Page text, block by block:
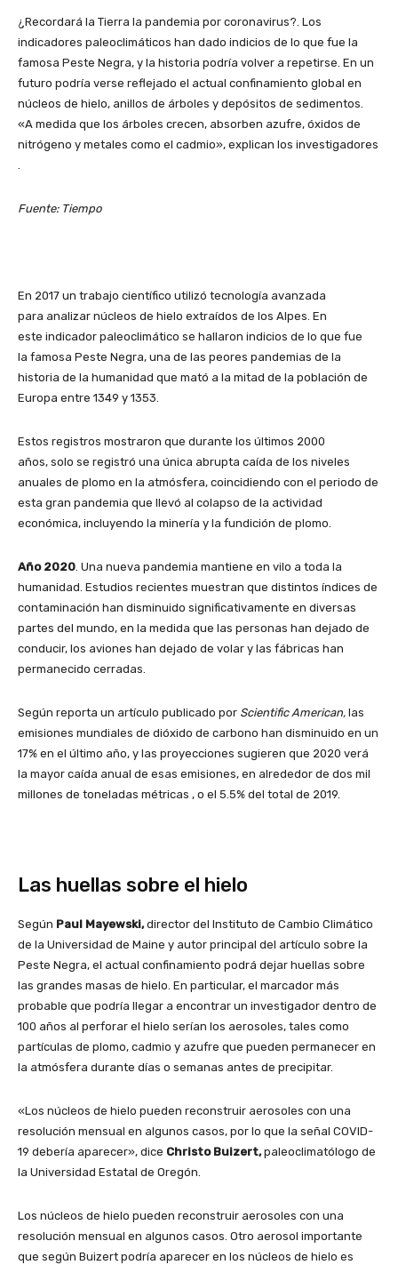
¿Recordará la Tierra la pandemia por coronavirus?. Los
indicadores paleoclimáticos han dado indicios de lo que fue la
famosa Peste Negra, y la historia podría volver a repetirse. En un
futuro podría verse reflejado el actual confinamiento global en
núcleos de hielo, anillos de árboles y depósitos de sedimentos.
«A medida que los árboles crecen, absorben azufre, óxidos de
nitrógeno y metales como el cadmio», explican los investigadores
.
Fuente: Tiempo
En 2017 un trabajo científico utilizó tecnología avanzada
para analizar núcleos de hielo extraídos de los Alpes. En
este indicador paleoclimático se hallaron indicios de lo que fue
la famosa Peste Negra, una de las peores pandemias de la
historia de la humanidad que mató a la mitad de la población de
Europa entre 1349 y 1353.
Estos registros mostraron que durante los últimos 2000
años, solo se registró una única abrupta caída de los niveles
anuales de plomo en la atmósfera, coincidiendo con el periodo de
esta gran pandemia que llevó al colapso de la actividad
económica, incluyendo la minería y la fundición de plomo.
Año 2020. Una nueva pandemia mantiene en vilo a toda la
humanidad. Estudios recientes muestran que distintos índices de
contaminación han disminuido significativamente en diversas
partes del mundo, en la medida que las personas han dejado de
conducir, los aviones han dejado de volar y las fábricas han
permanecido cerradas.
Según reporta un artículo publicado por Scientific American, las
emisiones mundiales de dióxido de carbono han disminuido en un
17% en el último año, y las proyecciones sugieren que 2020 verá
la mayor caída anual de esas emisiones, en alrededor de dos mil
millones de toneladas métricas , o el 5.5% del total de 2019.
Las huellas sobre el hielo
Según Paul Mayewski,director del Instituto de Cambio Climático
de la Universidad de Maine y autor principal del artículo sobre la
Peste Negra, el actual confinamiento podrá dejar huellas sobre
las grandes masas de hielo. En particular, el marcador más
probable que podría llegar a encontrar un investigador dentro de
100 años al perforar el hielo serían los aerosoles, tales como
partículas de plomo, cadmio y azufre que pueden permanecer en
la atmósfera durante días o semanas antes de precipitar.
«Los núcleos de hielo pueden reconstruir aerosoles con una
resolución mensual en algunos casos, por lo que la señal COVID-
19 debería aparecer», dice Christo Buizert,paleoclimatólogo de
la Universidad Estatal de Oregón.
Los núcleos de hielo pueden reconstruir aerosoles con una
resolución mensual en algunos casos. Otro aerosol importante
que según Buizert podría aparecer en los núcleos de hielo es